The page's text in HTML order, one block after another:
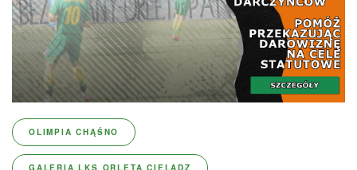
OLIMPIA CHĄŚNO
GALERIA LKS ORLĘTA CIELĄDZ